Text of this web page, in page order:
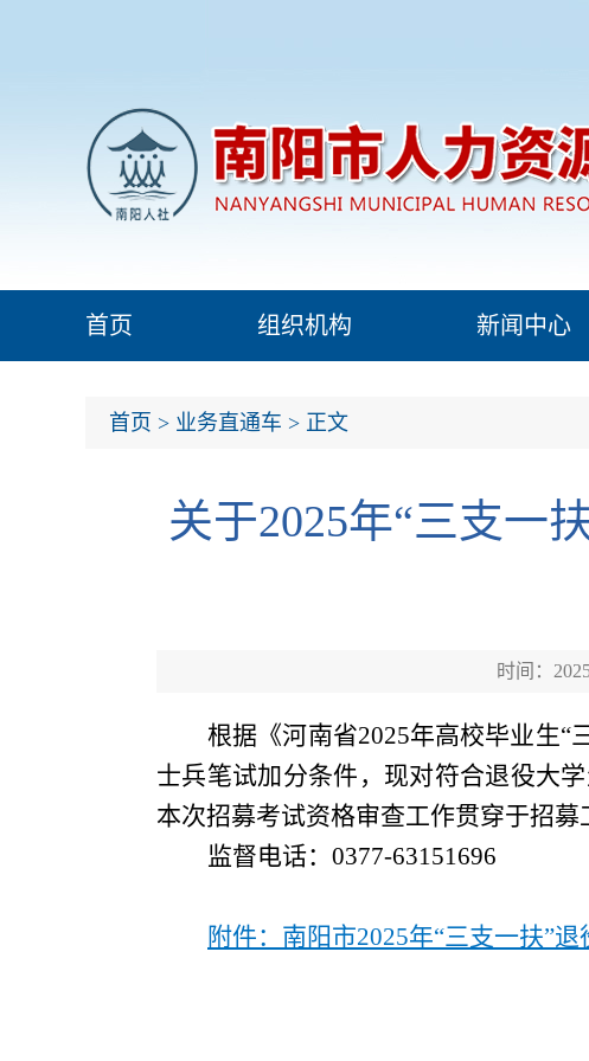
首页 组织机构 新闻中心
首页 > 业务直通车 > 正文
关于2025年“三支一
时间：
根据《河南省2025年高校毕业生“
士兵笔试加分条件，现对符合退役大
本次招募考试资格审查工作贯穿于招募
监督电话： 0377-63151696
附件：南阳市2025年“三支一扶”